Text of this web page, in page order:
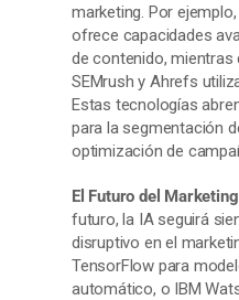
marketing. Por
ofrece capacidades
de contenido,
SEMrush y Ahrefs
Estas tecnologías
para la segmentación
optimización de
El Futuro del
futuro, la IA seguirá
disruptivo en el
TensorFlow para
automático, o IBM